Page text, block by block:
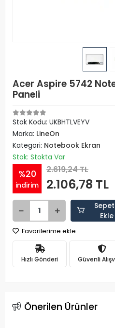
Acer Aspire 5742
Paneli
Stok Kodu: UKBHTLVEYV
Marka: LineOn
Kategori: Notebook Ekran
Stok: Stokta Var
%20
indirim
2.619,24 TL
2.106,78 TL
Ekle
Favorilerime ekle
Hızlı Gönderi Güvenli
Önerilen Ürünler